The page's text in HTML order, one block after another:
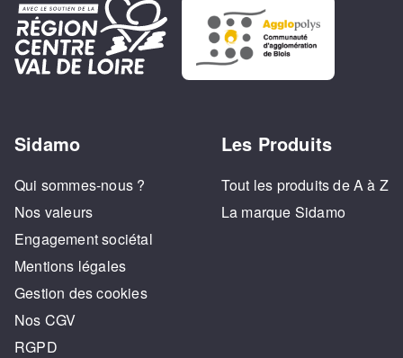
Sidamo
Qui sommes-nous ?
Nos valeurs
Engagement sociétal
Mentions légales
Gestion des cookies
Nos CGV
RGPD
Les Produits
Tout les produits de A à Z
La marque Sidamo